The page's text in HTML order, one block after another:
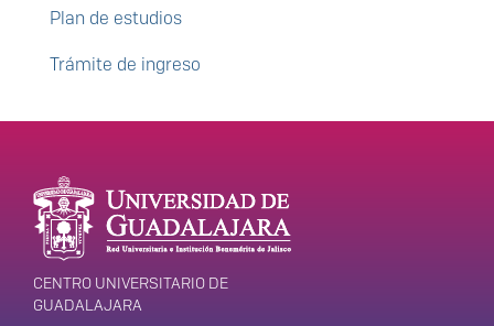
Plan de estudios
Trámite de ingreso
Enlaces de interés
Información del
portal
CENTRO UNIVERSITARIO DE
GUADALAJARA